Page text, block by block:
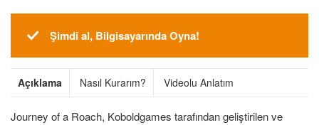
Şimdi al, Bilgisayarında Oyna!
Açıklama Nasıl Kurarım? Videolu Anlatım
Journey of a Roach, Koboldgames tarafından geliştirilen ve